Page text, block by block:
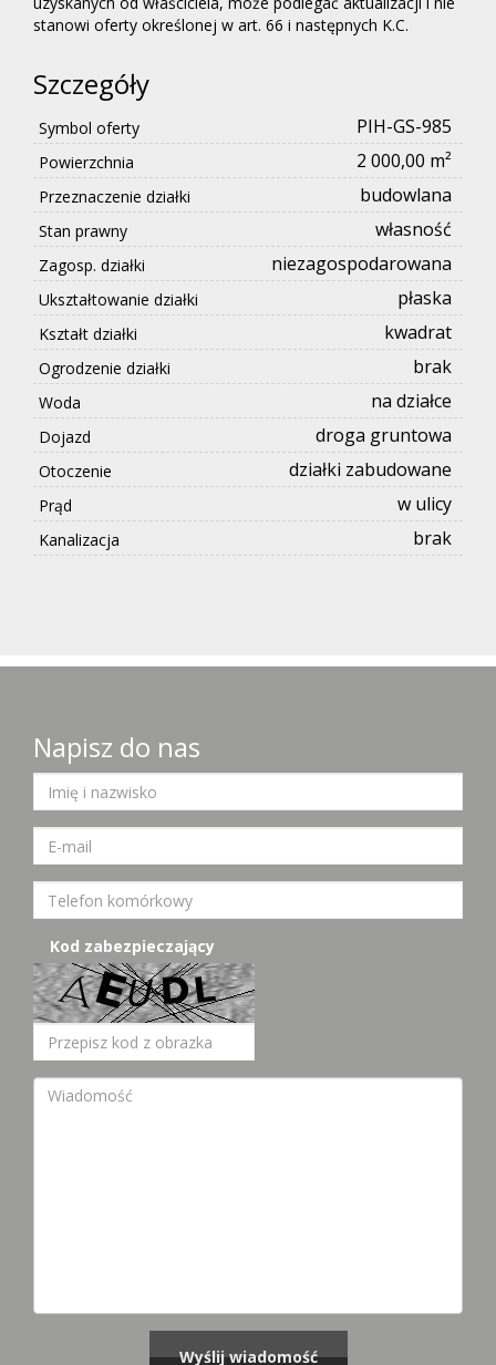
stanowi oferty określonej w art. 66 i następnych K.C.
Szczegóły
Symbol oferty PIH-GS-985
Powierzchnia 2 000,00 m²
Przeznaczenie działki budowlana
Stan prawny własność
Zagosp. działki niezagospodarowana
Ukształtowanie działki płaska
Kształt działki kwadrat
Ogrodzenie działki brak
Woda na działce
Dojazd droga gruntowa
Otoczenie działki zabudowane
Prąd w ulicy
Kanalizacja brak
Napisz do nas
Kod zabezpieczający